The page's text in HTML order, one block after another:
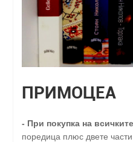
ПРИМОЦЕА
- При покупка на
поредица плюс двете